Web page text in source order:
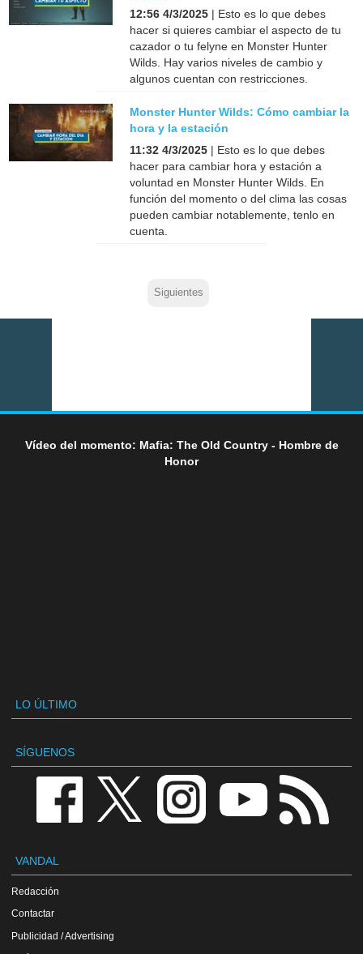
12:56 4/3/2025 | Esto es lo que debes
hacer si quieres cambiar el aspecto de tu
cazador o tu felyne en Monster Hunter
Wilds. Hay varios niveles de cambio y
algunos cuentan con restricciones.
Monster Hunter Wilds: Cómo cambiar la
hora y la estación
11:32 4/3/2025 | Esto es lo que debes
hacer para cambiar hora y estación a
voluntad en Monster Hunter Wilds. En
función del momento o del clima las cosas
pueden cambiar notablemente, tenlo en
cuenta.
Siguientes
Vídeo del momento: Mafia: The Old Country - Hombre de
Honor
LO ÚLTIMO
SÍGUENOS
VANDAL
Redacción
Contactar
Publicidad / Advertising